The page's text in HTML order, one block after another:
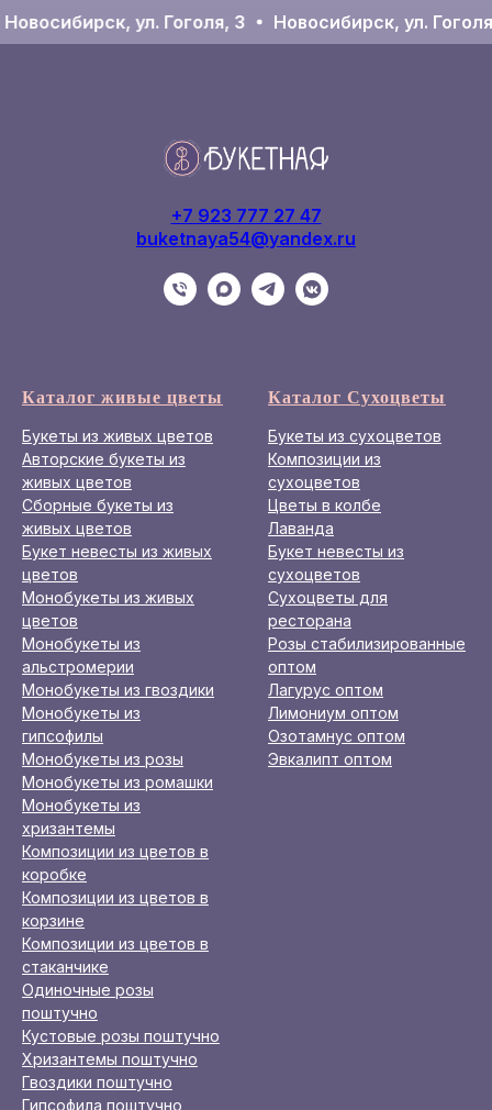
ул. Гоголя, 3 Новосибирск, ул.
+7 923 777 27 47
buketnaya54@yandex.ru
Каталог живые цветы
Букеты из живых цветов
Авторские букеты из
живых цветов
Сборные букеты из
живых цветов
Букет невесты из живых
цветов
Монобукеты из живых
цветов
Монобукеты из
альстромерии
Монобукеты из гвоздики
Монобукеты из
гипсофилы
Монобукеты из розы
Монобукеты из ромашки
Монобукеты из
хризантемы
Композиции из цветов в
коробке
Композиции из цветов в
корзине
Композиции из цветов в
стаканчике
Одиночные розы
поштучно
Кустовые розы поштучно
Хризантемы поштучно
Гвоздики поштучно
Гипсофила поштучно
Каталог Сухоцветы
Букеты из сухоцветов
Композиции из
сухоцветов
Цветы в колбе
Лаванда
Букет невесты из
сухоцветов
Сухоцветы для
ресторана
Розы стабилизированные
оптом
Лагурус оптом
Лимониум оптом
Озотамнус оптом
Эвкалипт оптом